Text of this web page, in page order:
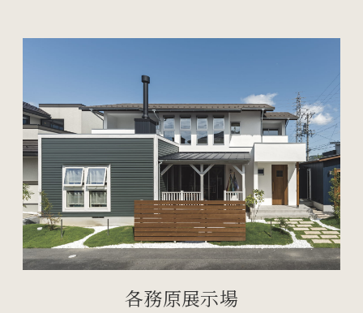
各務原展示場